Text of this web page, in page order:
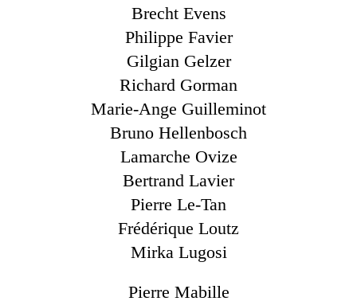
Brecht Evens
Philippe Favier
Gilgian Gelzer
Richard Gorman
Marie-Ange Guilleminot
Bruno Hellenbosch
Lamarche Ovize
Bertrand Lavier
Pierre Le-Tan
Frédérique Loutz
Mirka Lugosi
Pierre Mabille